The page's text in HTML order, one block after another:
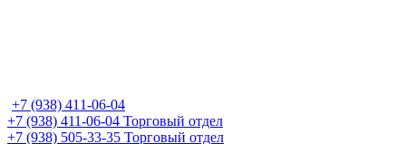
+7 (938) 411-06-04
+7 (938) 411-06-04 Торговый отдел
+7 (938) 505-33-35 Торговый отдел